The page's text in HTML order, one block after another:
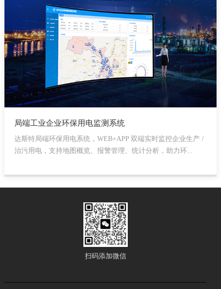
局端工业企业环保用电监测系统
达斯特局端环保用电系统，WEB+APP 双端实时监控企业生产 /
治污用电，支持地图概览、报警管理、统计分析，助力环...
扫码添加微信